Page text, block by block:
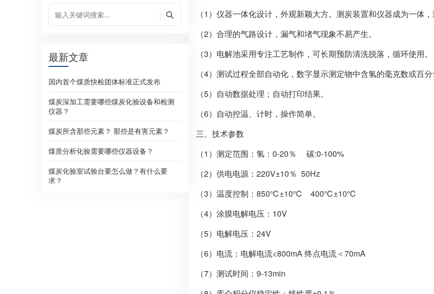
最新文章
国内首个煤质快检团体标准正式发布
煤炭深加工需要哪些煤炭化验设备和检测
仪器？
煤炭所含那些元素？ 那些是有害元素？
煤质分析化验需要哪些仪器设备？
煤炭化验室试验台要怎么做？有什么要
求？
（1）仪器一体化设计，外观新颖大方。测炭装置和仪器成为一体，
（2）合理的气路设计，漏气和堵气现象不易产生。
（3）电解池采用专注工艺制作，可长期预防清洗脱落，循环使用。
（4）测试过程全部自动化，数字显示测定物中含氢的毫克数或百分
（5）自动数据处理；自动打印结果。
（6）自动控温、计时，操作简单。
三、技术参数
（1）测定范围：氢：0-20％ 碳:0-100%
（2）供电电源：220V±10％ 50Hz
（3）温度控制：850℃±10℃ 400℃±10℃
（4）涂膜电解电压：10V
（5）电解电压：24V
（6）电流：电解电流<800mA 终点电流＜70mA
（7）测试时间：9-13min